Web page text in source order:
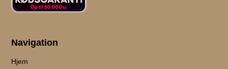
Navigation
Hjem